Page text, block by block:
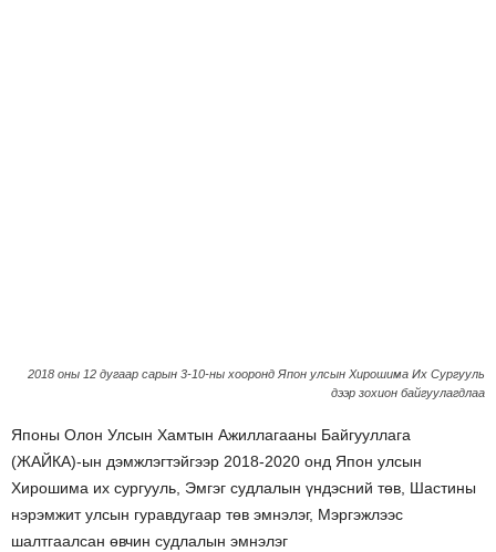
2018 оны 12 дугаар сарын 3-10-ны хооронд Япон улсын Хирошима Их Сургууль
дээр зохион байгуулагдлаа
Японы Олон Улсын Хамтын Ажиллагааны Байгууллага
(ЖАЙКА)-ын дэмжлэгтэйгээр 2018-2020 онд Япон улсын
Хирошима их сургууль, Эмгэг судлалын үндэсний төв, Шастины
нэрэмжит улсын гуравдугаар төв эмнэлэг, Мэргэжлээс
шалтгаалсан өвчин судлалын эмнэлэг